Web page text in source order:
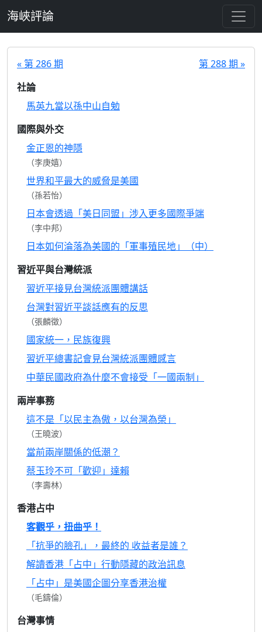
海峽評論
« 第 286 期
第 288 期 »
社論
馬英九當以孫中山自勉
國際與外交
金正恩的神隱
（李庚嬉）
世界和平最大的威脅是美國
（孫若怡）
日本會透過「美日同盟」涉入更多國際爭端
（李中邦）
日本如何淪落為美國的「軍事殖民地」（中）
習近平與台灣統派
習近平接見台灣統派團體講話
台灣對習近平談話應有的反思
（張麟徵）
國家統一，民族復興
習近平總書記會見台灣統派團體感言
中華民國政府為什麼不會接受「一國兩制」
兩岸事務
這不是「以民主為傲，以台灣為榮」
（王曉波）
當前兩岸關係的低潮？
蔡玉玲不可「歡迎」達賴
（李壽林）
香港占中
客觀乎，扭曲乎！
「抗爭的臉孔」，最終的 收益者是誰？
解讀香港「占中」行動隱藏的政治訊息
「占中」是美國企圖分享香港治權
（毛鑄倫）
台灣事情